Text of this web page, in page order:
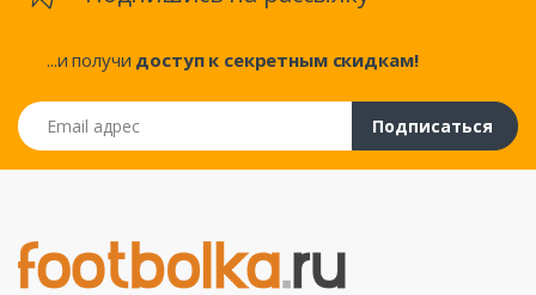
...и получи доступ к секретным скидкам!
Email адрес
Подписаться